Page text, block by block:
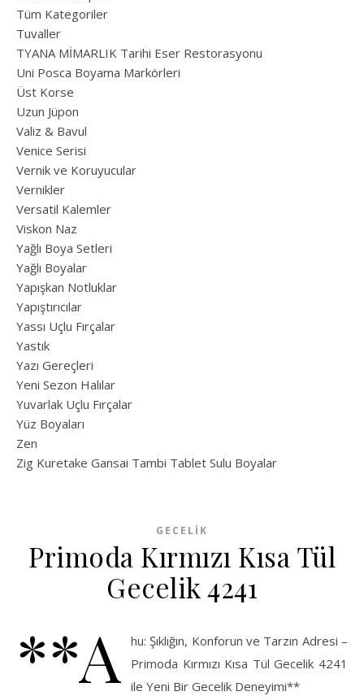
Tüm Kategoriler
Tuvaller
TYANA MİMARLIK Tarihi Eser Restorasyonu
Uni Posca Boyama Markörleri
Üst Korse
Uzun Jüpon
Valiz & Bavul
Venice Serisi
Vernik ve Koruyucular
Vernikler
Versatil Kalemler
Viskon Naz
Yağlı Boya Setleri
Yağlı Boyalar
Yapışkan Notluklar
Yapıştırıcılar
Yassı Uçlu Fırçalar
Yastık
Yazı Gereçleri
Yeni Sezon Halılar
Yuvarlak Uçlu Fırçalar
Yüz Boyaları
Zen
​Zig Kuretake Gansai Tambi Tablet Sulu Boyalar
GECELIK
Primoda Kırmızı Kısa Tül
Gecelik 4241
**A
hu: Şıklığın, Konforun ve Tarzın Adresi –
Primoda Kırmızı Kısa Tül Gecelik 4241
ile Yeni Bir Gecelik Deneyimi**